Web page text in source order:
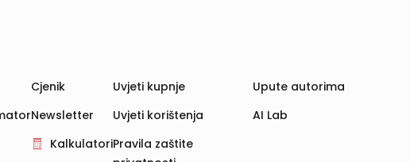
Cjenik
Newsletter
Kalkulatori
Uvjeti kupnje
Uvjeti korištenja
Pravila zaštite
Upute autorima
AI Lab